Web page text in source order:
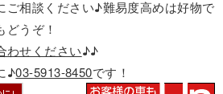
ご相談ください♪難易度高めは好物で
うぞ！
わせください♪♪
♪03-5913-8450です！